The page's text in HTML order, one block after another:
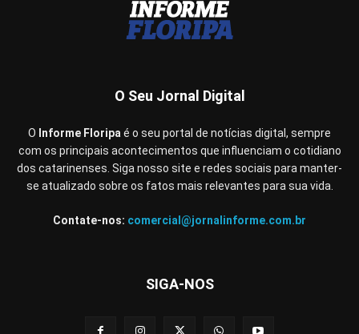
O Seu Jornal Digital
O Informe Floripaé o seu portal de notícias digital, sempre
com os principais acontecimentos que influenciam o cotidiano
dos catarinenses. Siga nosso site e redes sociais para manter-
se atualizado sobre os fatos mais relevantes para sua vida.
Contate-nos: comercial@jornalinforme.com.br
SIGA-NOS